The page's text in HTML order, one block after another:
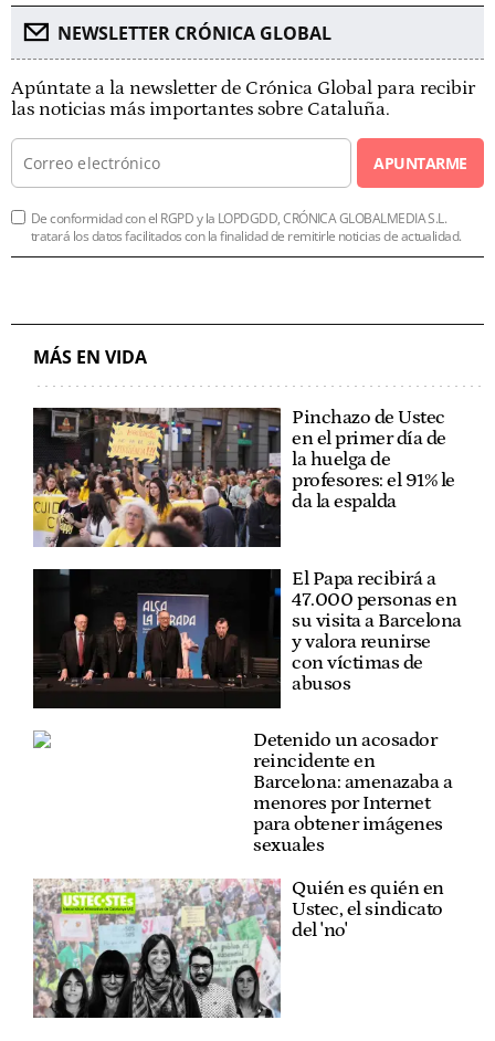
NEWSLETTER CRÓNICA GLOBAL
Apúntate a la newsletter de Crónica Global para recibir
las noticias más importantes sobre Cataluña.
APUNTARME
De conformidad con el RGPD y la LOPDGDD, CRÓNICA GLOBALMEDIA S.L.
tratará los datos facilitados con la finalidad de remitirle noticias de actualidad.
MÁS EN VIDA
Pinchazo de Ustec
en el primer día de
la huelga de
profesores: el 91% le
da la espalda
El Papa recibirá a
47.000 personas en
su visita a Barcelona
y valora reunirse
con víctimas de
abusos
Detenido un acosador
reincidente en
Barcelona: amenazaba a
menores por Internet
para obtener imágenes
sexuales
Quién es quién en
Ustec, el sindicato
del 'no'